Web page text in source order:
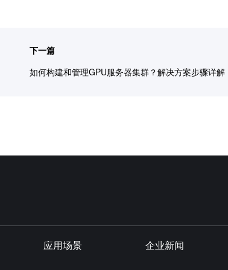
下一篇
如何构建和管理GPU服务器集群？解决方案步骤详解
应用场景 企业新闻